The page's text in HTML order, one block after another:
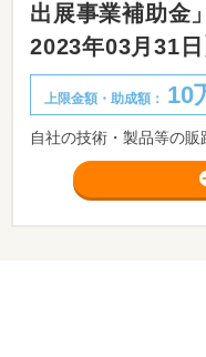
出展事業補助金
2023年03月31日
上限金額・助成額： 10